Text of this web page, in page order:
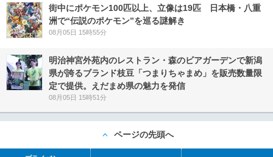
街中にポケモン100匹以上、立像は19匹 日本橋・八重
洲で“伝説のポケモン”を巡る謎解き
08月05日 15時55分
明治神宮外苑内のレストラン・森のビアガーデンで新潟
県が誇るブランド枝豆「つまりちゃまめ」を販売数量限
定で提供。えだまめ県の魅力を発信
08月05日 15時51分
ページの先頭へ